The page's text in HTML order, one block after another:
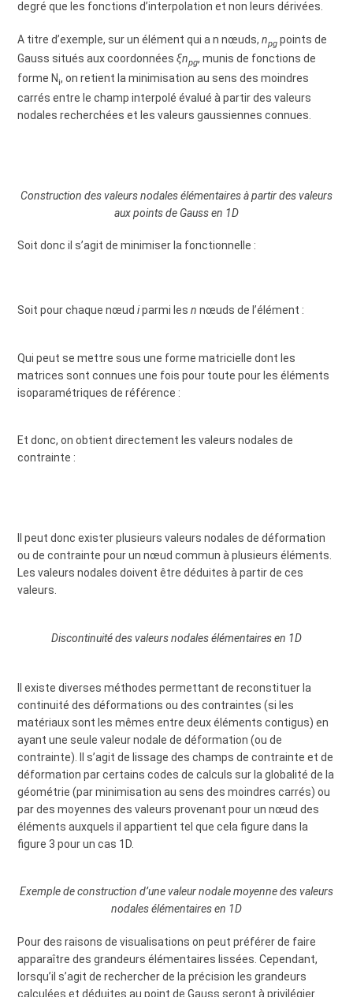
degré que les fonctions d’interpolation et non leurs dérivées.
A titre d’exemple, sur un élément qui a n nœuds, npg points de
Gauss situés aux coordonnées ξnpg, munis de fonctions de
forme N i, on retient la minimisation au sens des moindres
carrés entre le champ interpolé évalué à partir des valeurs
nodales recherchées et les valeurs gaussiennes connues.
Construction des valeurs nodales élémentaires à partir des valeurs
aux points de Gauss en 1D
Soit donc il s’agit de minimiser la fonctionnelle :
Soit pour chaque nœud iparmi les n nœuds de l’élément :
Qui peut se mettre sous une forme matricielle dont les
matrices sont connues une fois pour toute pour les éléments
isoparamétriques de référence :
Et donc, on obtient directement les valeurs nodales de
contrainte :
Il peut donc exister plusieurs valeurs nodales de déformation
ou de contrainte pour un nœud commun à plusieurs éléments.
Les valeurs nodales doivent être déduites à partir de ces
valeurs.
Discontinuité des valeurs nodales élémentaires en 1D
Il existe diverses méthodes permettant de reconstituer la
continuité des déformations ou des contraintes (si les
matériaux sont les mêmes entre deux éléments contigus) en
ayant une seule valeur nodale de déformation (ou de
contrainte). Il s’agit de lissage des champs de contrainte et de
déformation par certains codes de calculs sur la globalité de la
géométrie (par minimisation au sens des moindres carrés) ou
par des moyennes des valeurs provenant pour un nœud des
éléments auxquels il appartient tel que cela figure dans la
figure 3 pour un cas 1D.
Exemple de construction d’une valeur nodale moyenne des valeurs
nodales élémentaires en 1D
Pour des raisons de visualisations on peut préférer de faire
apparaître des grandeurs élémentaires lissées. Cependant,
lorsqu’il s’agit de rechercher de la précision les grandeurs
calculées et déduites au point de Gauss seront à privilégier.